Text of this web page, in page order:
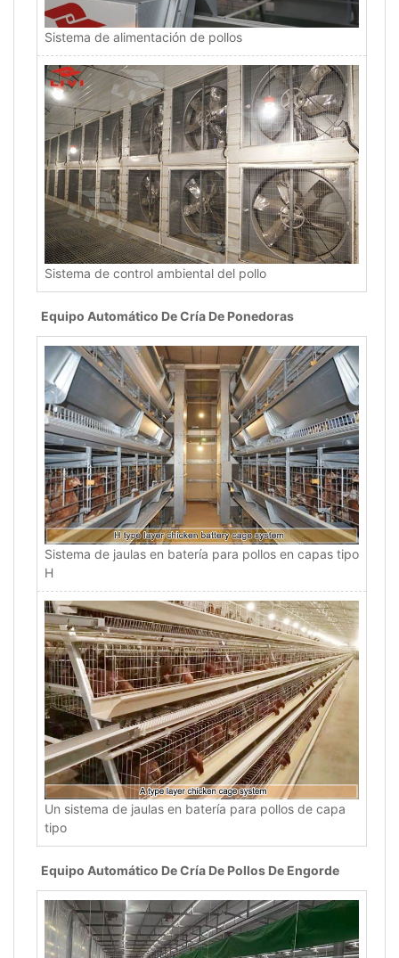
Sistema de alimentación de pollos
Sistema de control ambiental del pollo
Equipo Automático De Cría De Ponedoras
Sistema de jaulas en batería para pollos en capas tipo
H
Un sistema de jaulas en batería para pollos de capa
tipo
Equipo Automático De Cría De Pollos De Engorde